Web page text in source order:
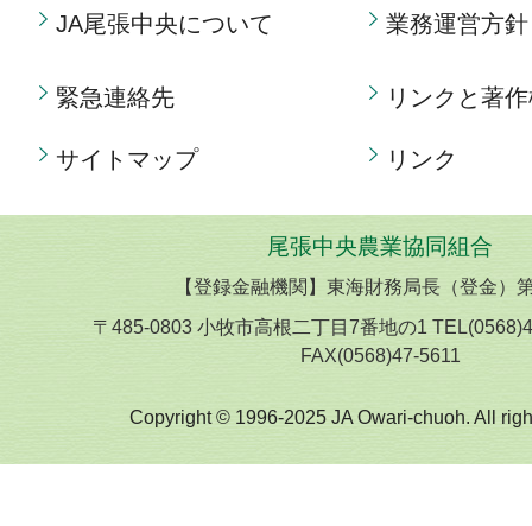
JA尾張中央について 業務運営方針
緊急連絡先
サイトマップ
リンクと著
リンク
尾張中央農業協同組合
【登録金融機関】東海財務局長（登金）
〒485-0803 小牧市高根二丁目7番地の1
FAX(0568)47-5611
Copyright © 1996-2025 JA Owari-chuoh. All